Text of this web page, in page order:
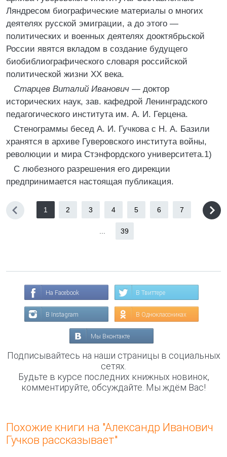
Ляндресом биографические материалы о многих
деятелях русской эмиграции, а до этого —
политических и военных деятелях дооктябрьской
России явятся вкладом в создание будущего
биобиблиографического словаря российской
политической жизни XX века.
Старцев Виталий Иванович — доктор
исторических наук, зав. кафедрой Ленинградского
педагогического института им. А. И. Герцена.
Стенограммы бесед А. И. Гучкова с Н. А. Базили
хранятся в архиве Гуверовского института войны,
революции и мира Стэнфордского университета.1)
С любезного разрешения его дирекции
предпринимается настоящая публикация.
1 2 3 4 5 6 7
39
На Facebook В Твиттере
В Instagram В Одноклассниках
Мы Вконтакте
Подписывайтесь на наши страницы в социальных
сетях.
Будьте в курсе последних книжных новинок,
комментируйте, обсуждайте. Мы ждём Вас!
Похожие книги на "Александр Иванович
Гучков рассказывает"